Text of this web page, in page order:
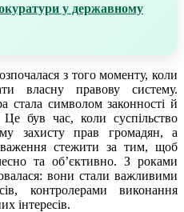
у державному
з того моменту, коли
власну правову систему.
стала символом законності й
був час, коли суспільство
захисту прав громадян, а
стежити за тим, щоб
та об’єктивно. З роками
вони стали важливими
контролерами виконання
інтересів.